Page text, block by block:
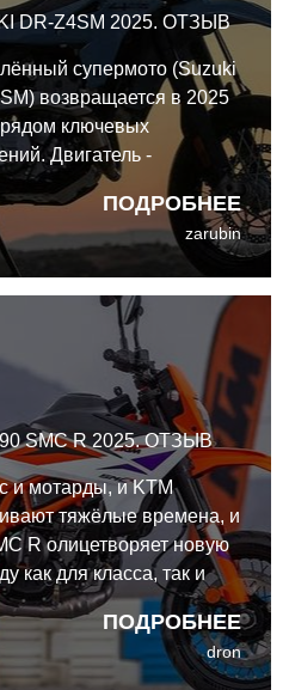
DR-Z4SM 2025. ОТЗЫВ
ПОДРОБНЕЕ
супермото (Suzuki
возвращается в 2025
рядом ключевых
Двигатель -
шасси - улучшено,
ассистенты -
А главное -
наконец-то инжектор
чёртова карба.
zarubin
SMC R 2025. ОТЗЫВ
ПОДРОБНЕЕ
и мотарды, и KTM
тяжёлые времена, и
R олицетворяет новую
как для класса, так и
Так что да
супермото!
dron